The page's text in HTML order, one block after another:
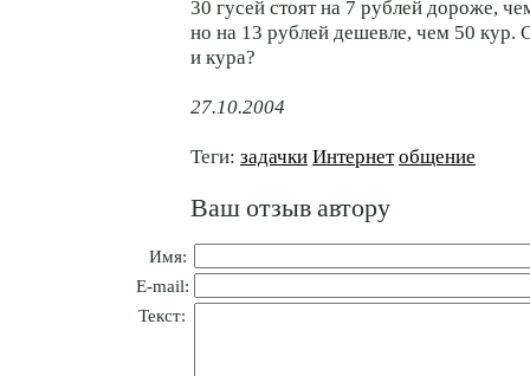
30 гусей стоят на 7 рублей дороже,
но на 13 рублей дешевле, чем 50 кур.
и кура?
27.10.2004
Теги: задачки Интернет общение
Ваш отзыв автору
Имя:
E-mail:
Текст: